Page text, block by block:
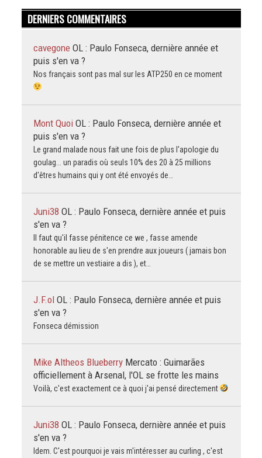
DERNIERS COMMENTAIRES
cavegone OL : Paulo Fonseca, dernière année et
puis s'en va ?
Nos français sont pas mal sur les ATP250 en ce moment
Mont Quoi OL : Paulo Fonseca, dernière année et
puis s'en va ?
Le grand malade nous fait une fois de plus l'apologie du
goulag... un paradis où seuls 10% des 20 à 25 millions
d'êtres humains qui y ont été envoyés de…
Juni38 OL : Paulo Fonseca, dernière année et puis
s'en va ?
Il faut qu'il fasse pénitence ce we , fasse amende
honorable au lieu de s'en prendre aux joueurs ( jamais bon
de se mettre un vestiaire a dis ), et…
J.F.ol OL : Paulo Fonseca, dernière année et puis
s'en va ?
Fonseca démission
Mike Altheos Blueberry Mercato : Guimarães
officiellement à Arsenal, l'OL se frotte les mains
Voilà, c'est exactement ce à quoi j'ai pensé directement
Juni38 OL : Paulo Fonseca, dernière année et puis
s'en va ?
Idem. C'est pourquoi je vais m'intéresser au curling , c'est